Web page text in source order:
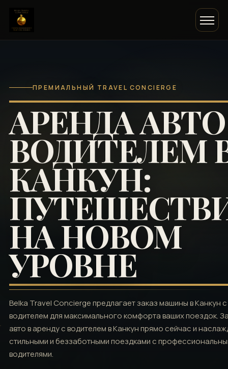
ПРЕМИАЛЬНЫЙ TRAVEL CONCIERGE
АРЕНДА
ВОДИТЕЛЕМ
КАНКУН:
НА НОВОМ
УРОВНЕ
Belka Travel Concierge предлагает заказ машины в Канкун с
водителем для максимального комфорта ваших поездок.
авто в аренду с водителем в Канкун прямо сейчас и
стильными и беззаботными поездками с
водителями.